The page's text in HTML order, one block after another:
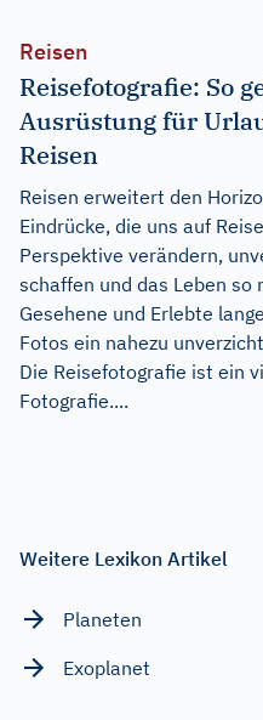
Reisen
Reisefotografie: So
Ausrüstung für
Reisen
Reisen erweitert den
Eindrücke, die uns auf
Perspektive verändern,
schaffen und das Leben so
Gesehene und Erlebte
Fotos ein nahezu
Die Reisefotografie ist ein
Fotografie....
Weitere Lexikon Artikel
Planeten
Exoplanet